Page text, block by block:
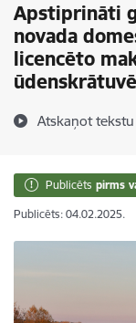
Apstiprināti
novada
licencēto
ūdenskrātuvē
Atskaņot tekstu
Publicēts pirms
Publicēts: 04.02.2025.